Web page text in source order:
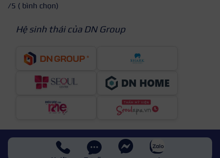
/5 ( bình chọn)
Hệ sinh thái của DN Group